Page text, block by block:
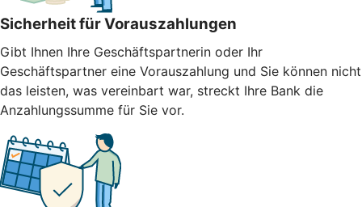
Sicherheit für Vorauszahlungen
Gibt Ihnen Ihre Geschäftspartnerin oder Ihr
Geschäftspartner eine Vorauszahlung und Sie können nicht
das leisten, was vereinbart war, streckt Ihre Bank die
Anzahlungssumme für Sie vor.